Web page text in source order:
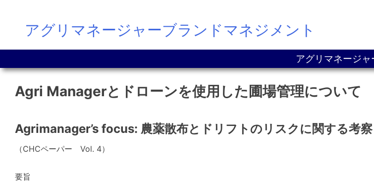
アグリマネージャーブランドマネジメント
アグリマネージャ
Agri Managerとドローンを使用した圃場管理について
Agrimanager’s focus: 農薬散布とドリフトのリスクに関する考察
（CHCペーパー Vol. 4）
要旨